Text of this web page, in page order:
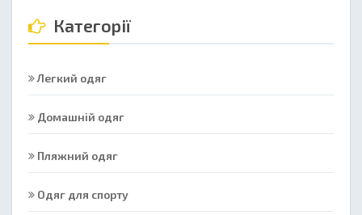
Категорії
Легкий одяг
Домашній одяг
Пляжний одяг
Одяг для спорту